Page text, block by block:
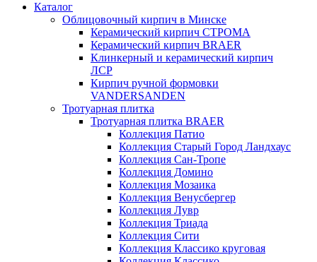
Каталог
Облицовочный кирпич в Минске
Керамический кирпич СТРОМА
Керамический кирпич BRAER
Клинкерный и керамический кирпич
ЛСР
Кирпич ручной формовки
VANDERSANDEN
Тротуарная плитка
Тротуарная плитка BRAER
Коллекция Патио
Коллекция Старый Город Ландхаус
Коллекция Сан-Тропе
Коллекция Домино
Коллекция Мозаика
Коллекция Венусбергер
Коллекция Лувр
Коллекция Триада
Коллекция Сити
Коллекция Классико круговая